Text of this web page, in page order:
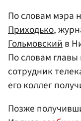
По словам мэра
Приходько,
Гольмовский в
По словам
сотрудник
его коллег
Позже